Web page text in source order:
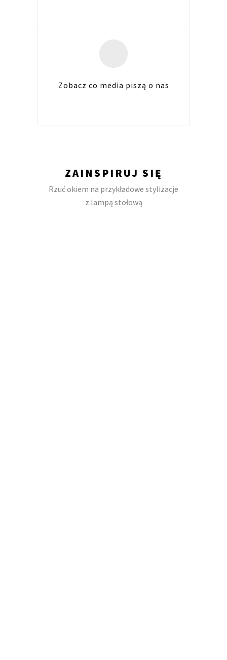
Zobacz co media piszą o nas
ZAINSPIRUJ SIĘ
Rzuć okiem na przykładowe stylizacje
z lampą stołową